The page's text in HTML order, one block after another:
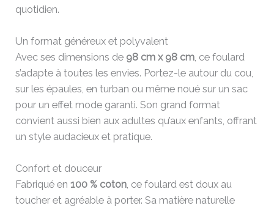
quotidien.
Un format généreux et polyvalent
Avec ses dimensions de 98 cm x 98 cm, ce foulard
s’adapte à toutes les envies. Portez-le autour du cou,
sur les épaules, en turban ou même noué sur un sac
pour un effet mode garanti. Son grand format
convient aussi bien aux adultes qu’aux enfants, offrant
un style audacieux et pratique.
Confort et douceur
Fabriqué en100 % coton, ce foulard est doux au
toucher et agréable à porter. Sa matière naturelle